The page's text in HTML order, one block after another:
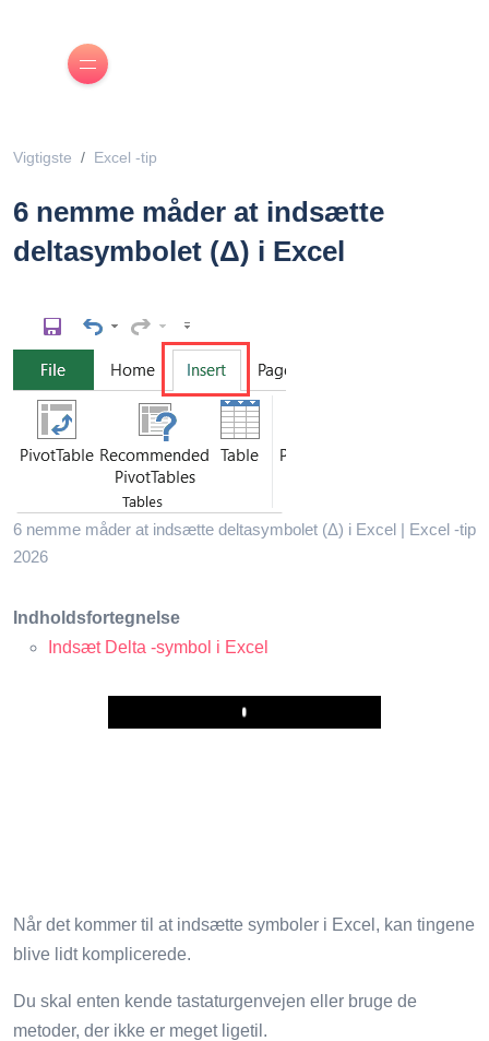
Vigtigste Excel -tip
6 nemme måder at indsætte
deltasymbolet (Δ) i Excel
6 nemme måder at indsætte deltasymbolet (Δ) i Excel | Excel -tip
2026
Indholdsfortegnelse
Indsæt Delta -symbol i Excel
Play
Når det kommer til at indsætte symboler i Excel, kan tingene
blive lidt komplicerede.
Du skal enten kende tastaturgenvejen eller bruge de
metoder, der ikke er meget ligetil.